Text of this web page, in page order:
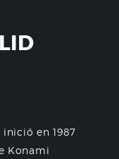
en 1987
Konami